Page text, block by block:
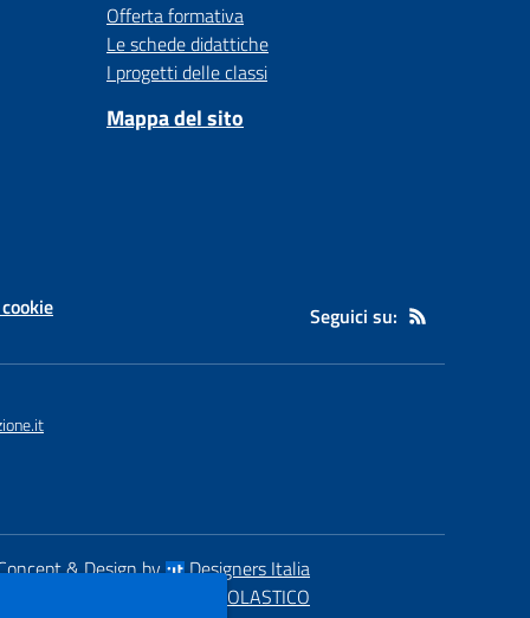
Offerta formativa
Le schede didattiche
I progetti delle classi
Mappa del sito
Seguici su:
& Design by
Designers Italia
SCUOLASTICO